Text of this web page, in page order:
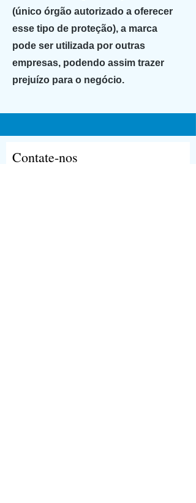
(único órgão autorizado a oferecer
esse tipo de proteção), a marca
pode ser utilizada por outras
empresas, podendo assim trazer
prejuízo para o negócio.
Contate-nos